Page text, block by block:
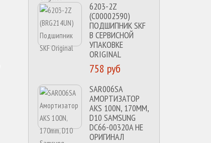
6203-2Z
(C00002590)
ПОДШИПНИК SKF
В СЕРВИСНОЙ
УПАКОВКЕ
ORIGINAL
758 руб
SAR006SA
АМОРТИЗАТОР
AKS 100N, 170MM,
D10 SAMSUNG
DC66-00320A НЕ
ОРИГИНАЛ